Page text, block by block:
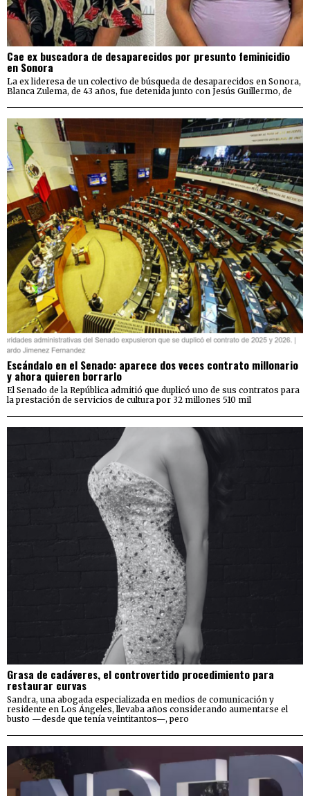
Cae ex buscadora de desaparecidos por presunto feminicidio
en Sonora
La ex lideresa de un colectivo de búsqueda de desaparecidos en Sonora,
Blanca Zulema, de 43 años, fue detenida junto con Jesús Guillermo, de
Escándalo en el Senado: aparece dos veces contrato millonario
y ahora quieren borrarlo
El Senado de la República admitió que duplicó uno de sus contratos para
la prestación de servicios de cultura por 32 millones 510 mil
Grasa de cadáveres, el controvertido procedimiento para
restaurar curvas
Sandra, una abogada especializada en medios de comunicación y
residente en Los Ángeles, llevaba años considerando aumentarse el
busto —desde que tenía veintitantos—, pero